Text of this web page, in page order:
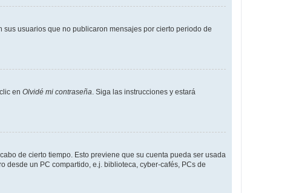
usuarios que no publicaron mensajes por cierto periodo de
en Olvidé mi contraseña. Siga las instrucciones y estará
de cierto tiempo. Esto previene que su cuenta pueda ser usada
desde un PC compartido, e.j. biblioteca, cyber-cafés, PCs de